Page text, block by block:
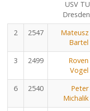
USV TU
Dresden
2 2547
Mateusz
Bartel
3 2499
Roven
Vogel
6 2540
Peter
Michalik